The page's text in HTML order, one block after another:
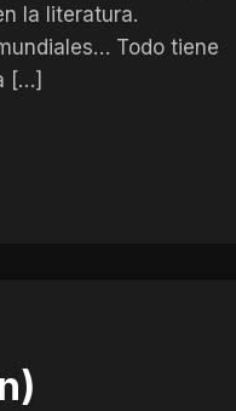
la literatura.
Todo tiene
[…]